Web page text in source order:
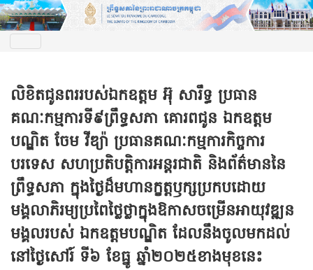
លិខិតជូនពររបស់ឯកឧត្តម អ៊ុ សារឹទ្ធ ប្រធាន
គណៈកម្មការ​ទី៩ព្រឹទ្ធសភា​ គោរពជូន ឯកឧត្តម
បណ្ឌិត ចែម វីឌ្យ៉ា ប្រធានគណៈកម្មការកិច្ចការ
បរទេស សហប្រតិបត្តិការអន្តរជាតិ និងព័ត៌មាននៃ
ព្រឹទ្ធសភា ក្នុងថ្ងៃដ៏មហានក្ខត្តឫក្សប្រកបដោយ
មង្គលាភិរម្យប្រពៃថ្លៃថ្លាក្នុងឱកាសចម្រើនអាយុវឌ្ឍន
មង្គលរបស់ ឯកឧត្តមបណ្ឌិត ដែលនឹងចូលមកដល់
នៅថ្ងៃសៅរ៍ ទី៦ ខែធ្នូ ឆ្នាំ២០២៥ខាងមុខនេះ